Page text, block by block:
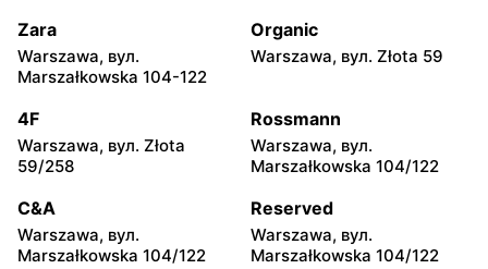
Grzybowska 2
Żabka
Chałubińskiego 8
Żabka
73
Żabka
Grzybowska 4
Żabka
41/43
Żabka Żabka
Zara
Warszawa, вул.
Marszałkowska 104-122
Organic
Warszawa, вул. Złota 59
4F
Warszawa, вул. Złota
59/258
Rossmann
Warszawa, вул.
Marszałkowska 104/122
C&A
Warszawa, вул.
Marszałkowska 104/122
Reserved
Warszawa, вул.
Marszałkowska 104/122